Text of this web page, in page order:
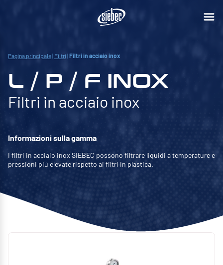
Pagina principale| Filtri |Filtri in acciaio inox
L / P / F INOX
Filtri in acciaio inox
Informazioni sulla gamma
I filtri in acciaio inox SIEBEC possono filtrare liquidi a temperature e
pressioni più elevate rispetto ai filtri in plastica.